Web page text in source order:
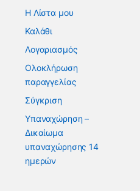
Η Λίστα μου
Καλάθι
Λογαριασμός
Ολοκλήρωση
παραγγελίας
Σύγκριση
Υπαναχώρηση –
Δικαίωμα
υπαναχώρησης 14
ημερών